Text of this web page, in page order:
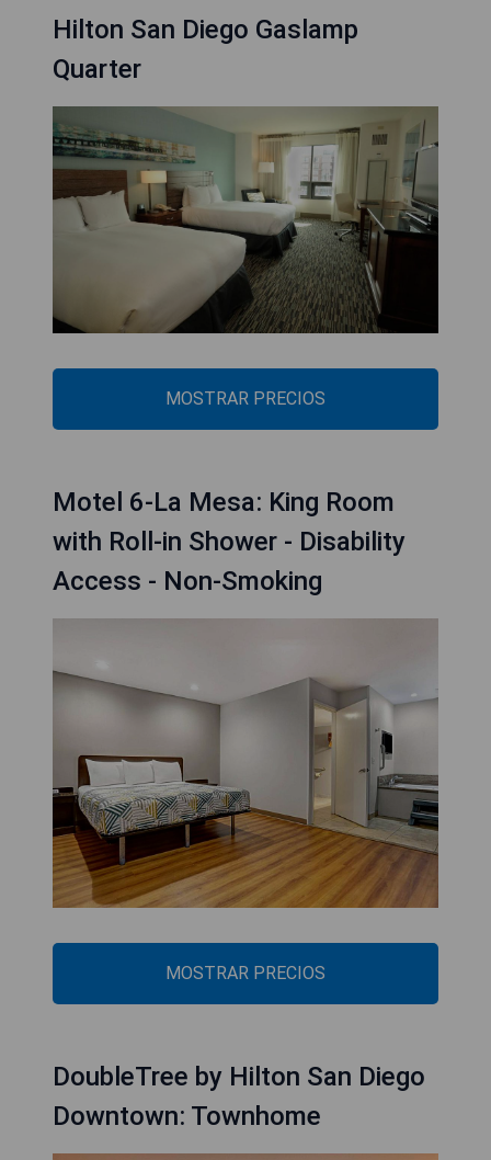
Hilton San Diego Gaslamp
Quarter
MOSTRAR PRECIOS
Motel 6-La Mesa: King Room
with Roll-in Shower - Disability
Access - Non-Smoking
MOSTRAR PRECIOS
DoubleTree by Hilton San Diego
Downtown: Townhome